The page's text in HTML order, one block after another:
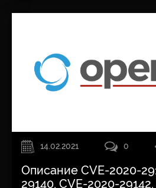
14.02.2021 0
Описание CVE-2020-
29140, CVE-2020-